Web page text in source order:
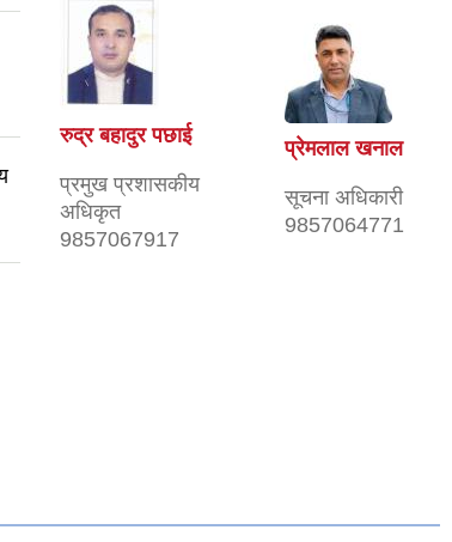
रुद्र बहादुर पछाई
प्रमुख प्रशासकीय
अधिकृत
9857067917
प्रेमलाल खनाल
सूचना अधिकारी
9857064771